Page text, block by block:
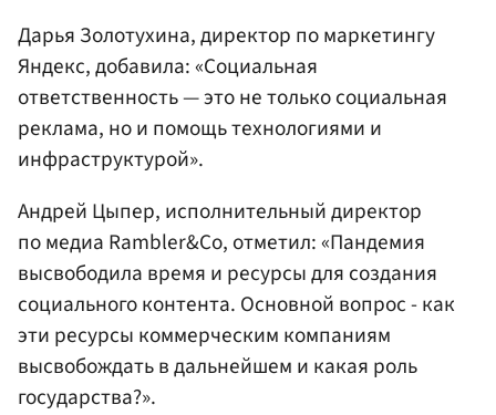
Дарья Золотухина, директор по маркетингу
Яндекс, добавила: «Социальная
ответственность — это не только социальная
реклама, но и помощь технологиями и
инфраструктурой».
Андрей Цыпер, исполнительный директор
по медиа Rambler&Co, отметил: «Пандемия
высвободила время и ресурсы для создания
социального контента. Основной вопрос - как
эти ресурсы коммерческим компаниям
высвобождать в дальнейшем и какая роль
государства?».